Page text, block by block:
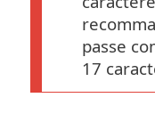
passe
17